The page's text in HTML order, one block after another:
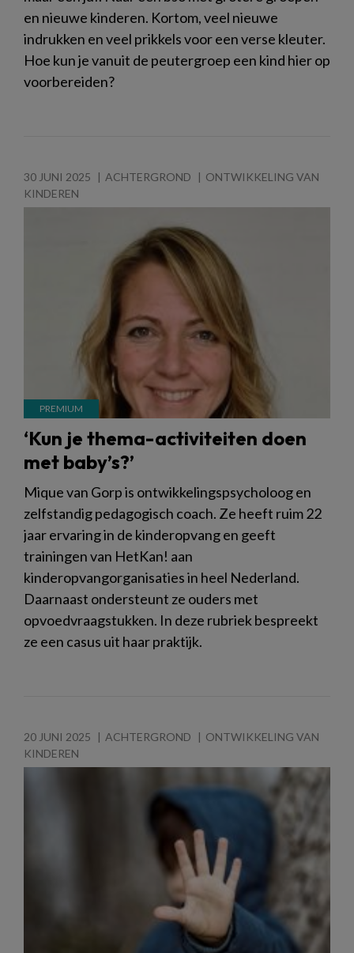
en nieuwe kinderen. Kortom, veel nieuwe
indrukken en veel prikkels voor een verse kleuter.
Hoe kun je vanuit de peutergroep een kind hier op
voorbereiden?
30 JUNI 2025 ACHTERGROND
ONTWIKKELING VAN
KINDEREN
‘Kun je thema-activiteiten doen
met baby’s?’
Mique van Gorp is ontwikkelingspsycholoog en
zelfstandig pedagogisch coach. Ze heeft ruim 22
jaar ervaring in de kinderopvang en geeft
trainingen van HetKan! aan
kinderopvangorganisaties in heel Nederland.
Daarnaast ondersteunt ze ouders met
opvoedvraagstukken. In deze rubriek bespreekt
ze een casus uit haar praktijk.
20 JUNI 2025 ACHTERGROND
ONTWIKKELING VAN
KINDEREN